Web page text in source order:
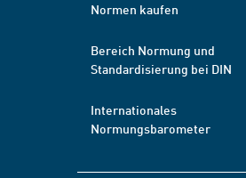
Normen kaufen
Bereich Normung und
Standardisierung bei DIN
Internationales
Normungsbarometer